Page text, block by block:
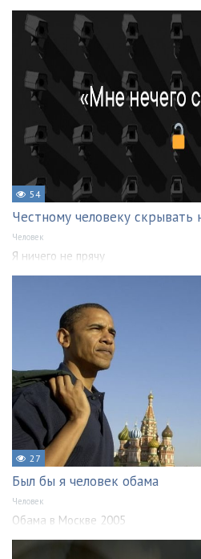
54
Честному человеку скрывать
Человек
Я ничего не прячу
27
Был бы я человек обама
Человек
Обама в Москве 2005